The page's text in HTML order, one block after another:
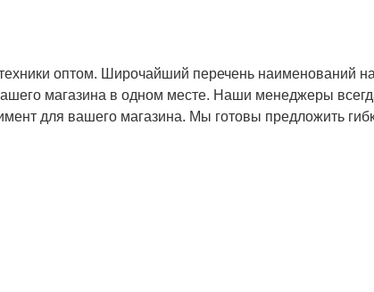
оптом. Широчайший перечень наименований на
магазина в одном месте. Наши менеджеры
для вашего магазина. Мы готовы предложить